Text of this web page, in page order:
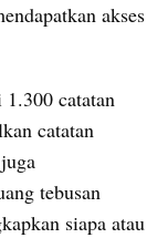
akses
catatan
catatan
tebusan
siapa atau